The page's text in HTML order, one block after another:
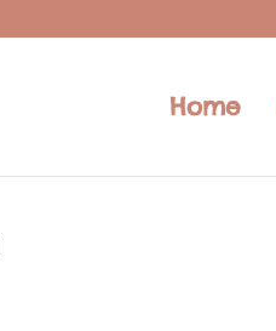
Home